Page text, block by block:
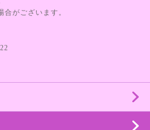
がございます。